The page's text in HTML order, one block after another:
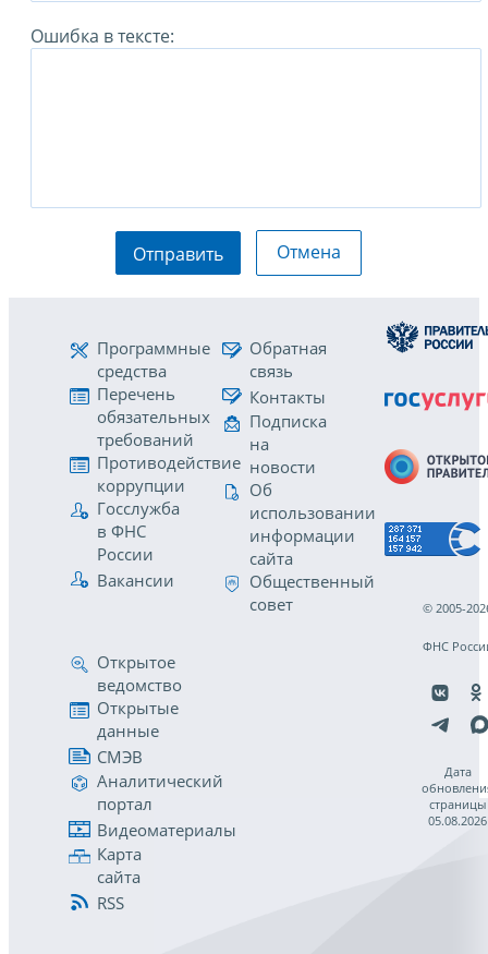
Ошибка в тексте:
Отправить Отмена
Программные
средства
Перечень
обязательных
требований
Противодействие
коррупции
Госслужба
в ФНС
России
Вакансии
Обратная
связь
Контакты
Подписка
на
новости
Об
использовании
информации
сайта
Общественный
совет
Открытое
ведомство
Открытые
данные
СМЭВ
Аналитический
портал
Видеоматериалы
Карта
сайта
RSS
© 2005-
ФНС
Дата
страницы
05.08.2026